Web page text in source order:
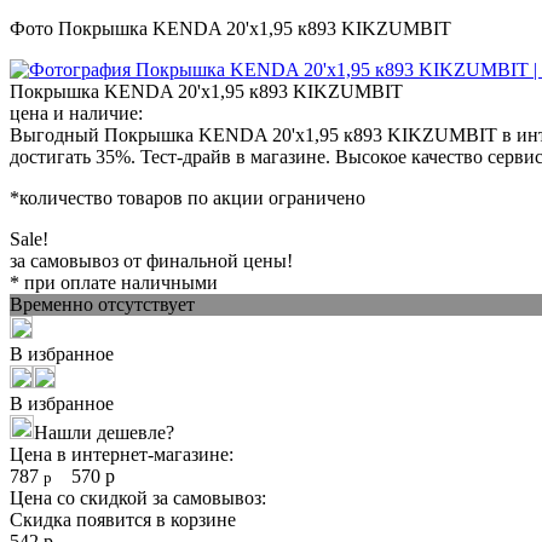
Фото Покрышка KENDA 20'х1,95 к893 KIKZUMBIT
Покрышка KENDA 20'х1,95 к893 KIKZUMBIT
цена и наличие:
Выгодный Покрышка KENDA 20'х1,95 к893 KIKZUMBIT в
достигать 35%. Тест-драйв в магазине. Высокое качество
*количество товаров по акции ограничено
Sale!
за самовывоз от финальной цены!
* при оплате наличными
Временно отсутствует
В избранное
В избранное
Нашли дешевле?
Цена в интернет-магазине:
787 р 570 р
Цена со скидкой за самовывоз:
Скидка появится в корзине